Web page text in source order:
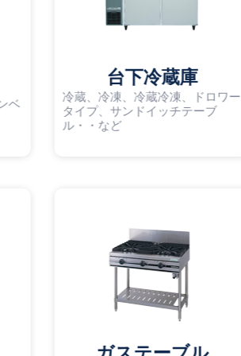
ベ
台下冷蔵庫
冷蔵、冷凍、冷蔵冷凍、ドロワー
タイプ、サンドイッチテーブ
ル・・など